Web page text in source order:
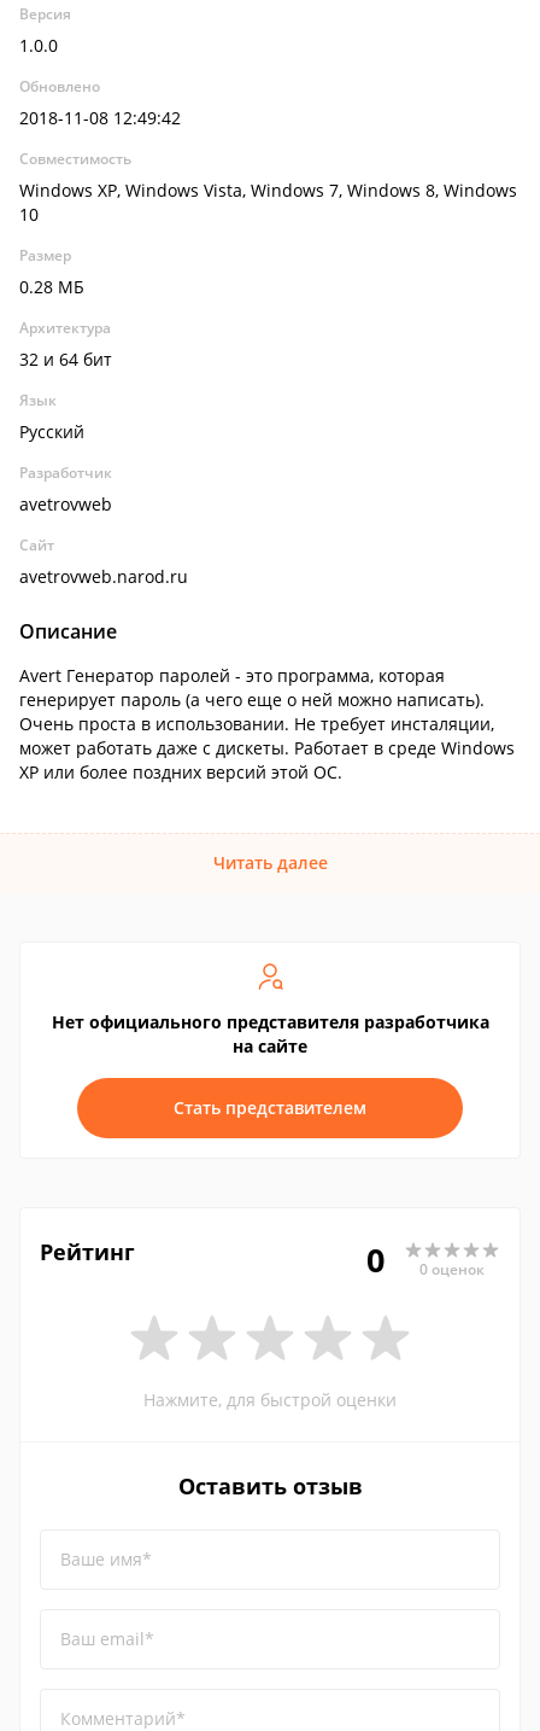
Версия
1.0.0
Обновлено
2018-11-08 12:49:42
Совместимость
Windows XP, Windows Vista, Windows 7, Windows 8, Windows
10
Размер
0.28 МБ
Архитектура
32 и 64 бит
Язык
Русский
Разработчик
avetrovweb
Сайт
avetrovweb.narod.ru
Описание
Avert Генератор паролей - это программа, которая
генерирует пароль (а чего еще о ней можно написать).
Очень проста в использовании. Не требует инсталяции,
может работать даже с дискеты. Работает в среде Windows
XP или более поздних версий этой ОС.
Читать далее
Нет официального представителя разработчика
на сайте
Стать представителем
Рейтинг 0 0 оценок
Нажмите, для быстрой оценки
Оставить отзыв
Ваше имя*
Ваш email*
Комментарий*